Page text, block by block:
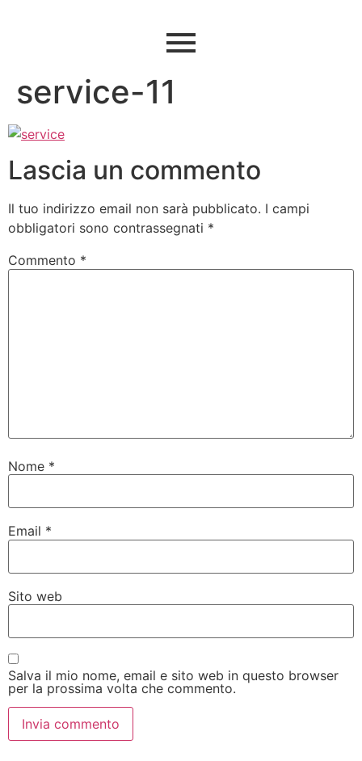
service-11
Lascia un commento
Il tuo indirizzo email non sarà pubblicato. I campi
obbligatori sono contrassegnati *
Commento *
Nome *
Email *
Sito web
Salva il mio nome, email e sito web in questo browser
per la prossima volta che commento.